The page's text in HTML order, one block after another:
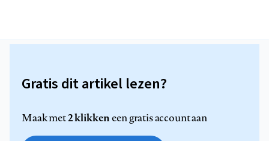
Gratis dit artikel lezen?
Maak met2 klikkeneen gratis account aan